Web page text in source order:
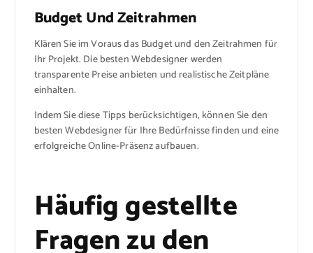
Budget Und Zeitrahmen
Klären Sie im Voraus das Budget und den Zeitrahmen für
Ihr Projekt. Die besten Webdesigner werden
transparente Preise anbieten und realistische Zeitpläne
einhalten.
Indem Sie diese Tipps berücksichtigen, können Sie den
besten Webdesigner für Ihre Bedürfnisse finden und eine
erfolgreiche Online-Präsenz aufbauen.
Häufig gestellte
Fragen zu den